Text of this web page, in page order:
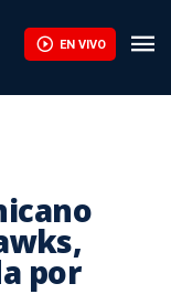
EN VIVO
por